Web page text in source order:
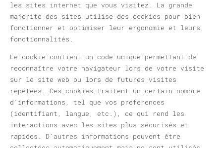
les sites internet que vous visitez. La grande
majorité des sites utilise des cookies pour bien
fonctionner et optimiser leur ergonomie et leurs
fonctionnalités.
Le cookie contient un code unique permettant de
reconnaître votre navigateur lors de votre visite
sur le site web ou lors de futures visites
répétées. Ces cookies traitent un certain nombre
d’informations, tel que vos préférences
(identifiant, langue, etc.), ce qui rend les
interactions avec les sites plus sécurisés et
rapides. D’autres informations peuvent être